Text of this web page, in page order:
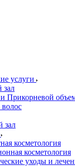
услуги
зал
Прикорневой
зал
косметология
косметология
уходы и